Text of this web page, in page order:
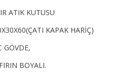
ATIK KUTUSU
KAPAK HARİÇ)
GÖVDE,
BOYALI.